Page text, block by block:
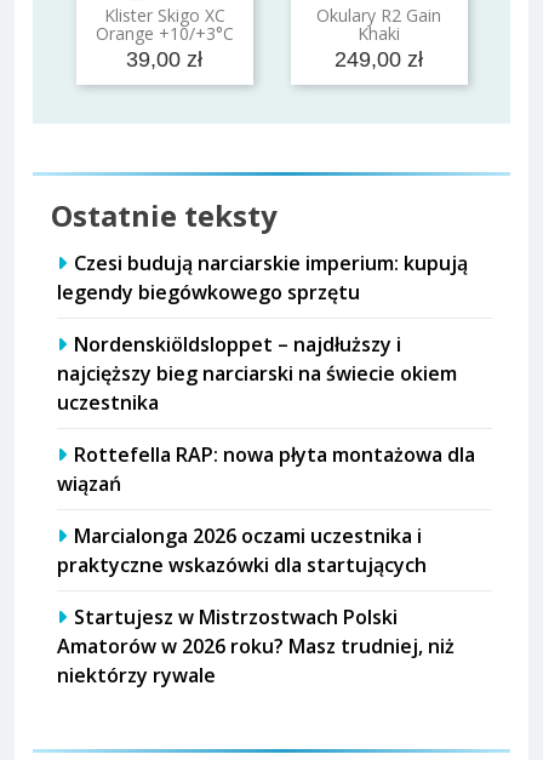
Klister Skigo XC
Orange +10/+3°C
39,00 zł
Dodaj do koszyka Okulary R2 Gain
Khaki
249,00 zł
Dodaj do koszyka
Ostatnie teksty
Czesi budują narciarskie imperium: kupują
legendy biegówkowego sprzętu
Nordenskiöldsloppet – najdłuższy i
najcięższy bieg narciarski na świecie okiem
uczestnika
Rottefella RAP: nowa płyta montażowa dla
wiązań
Marcialonga 2026 oczami uczestnika i
praktyczne wskazówki dla startujących
Startujesz w Mistrzostwach Polski
Amatorów w 2026 roku? Masz trudniej, niż
niektórzy rywale